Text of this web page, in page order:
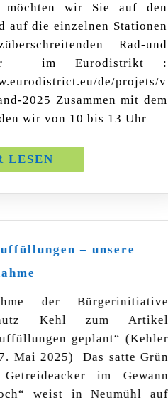
am
28.
September
möchten wir Sie auf den
auf die einzelnen Stationen
Rad-und
im Eurodistrikt :
de/projets/v
2025 Zusammen mit dem
wir von 10 bis 13 Uhr
LESEN
– unsere
Stellungnahme
der Bürgerinitiative
Kehl zum Artikel
geplant“ (Kehler
Mai 2025) Das satte Grün
im Gewann
weist in Neumühl auf